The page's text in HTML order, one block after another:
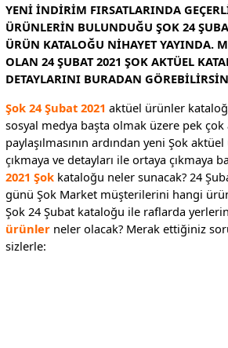
YENI INDIRIM FIRSATLARINDA
ÜRÜNLERIN BULUNDUĞU ŞOK 24
ÜRÜN KATALOĞU NIHAYET YAYINDA.
OLAN 24 ŞUBAT 2021 ŞOK AKTÜEL
DETAYLARINI BURADAN
Şok 24 Şubat 2021 aktüel ürünler
sosyal medya başta olmak üzere pek çok
paylaşılmasının ardından yeni Şok
çıkmaya ve detayları ile ortaya çıkmaya
2021 Şokkataloğu neler sunacak? 24
günü Şok Market müşterilerini hangi
Şok 24 Şubat kataloğu ile raflarda
ürünler neler olacak? Merak ettiğiniz
sizlerle: